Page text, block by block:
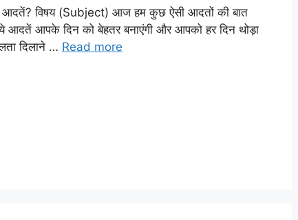
आदतें? विषय (Subject) आज हम कुछ ऐसी आदतों की बात
आपके दिन को बेहतर बनाएंगी और आपको हर दिन थोड़ा
दिलाने … Read more